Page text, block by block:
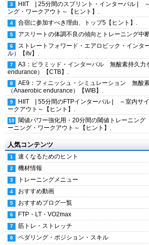
HIIT | 25分間のスプリント・インターバル |
ング・ワークアウト～【ヒント】.
合宿に参加すべき理由、トップ5【ヒント】.
アスリートの体調不良の傾向とトレーニング中
ストレートフォワード・エアロビック・インタ
ル）【itv】.
A3：ピラミッド・インターバル 無酸素持久力
endurance）【CTB】.
AE9：フィニッシュ・シミュレーション 無酸
（Anaerobic endurance）【WIB】.
HIIT | 55分間のFTPインターバル | ～室内サ
ークアウト～【ヒント】.
閾値パワー強化用・20分間の閾値トレーニン
ーニング・ワークアウト～【ヒント】.
人気コンテンツ
速くなるためのヒント
機材情報
トレーニングメニュー
おすすめ動画
おすすめブログ一覧
FTP・LT・VO2max
筋トレ・ストレッチ
ペダリング・ポジション・スキル